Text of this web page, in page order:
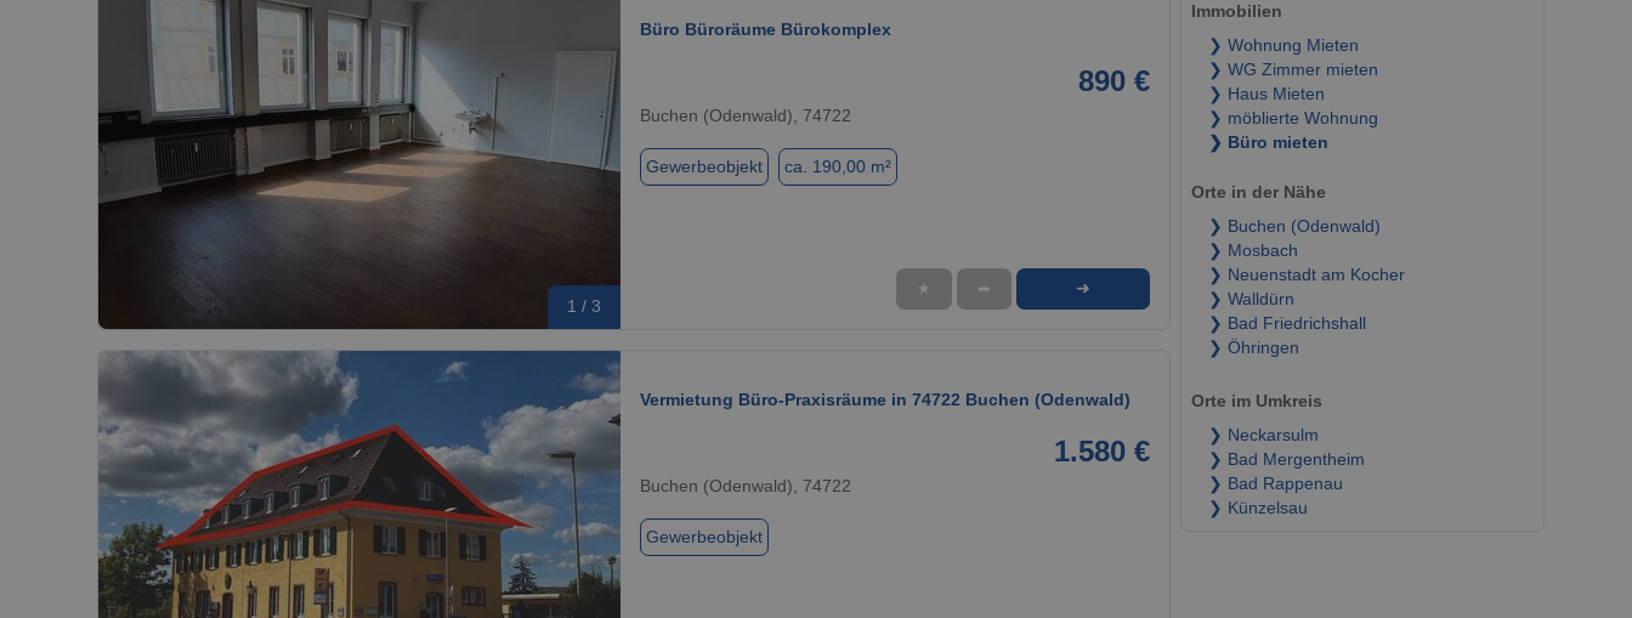
1 / 3
Büro Büroräume Bürokomplex
890 €
Buchen (Odenwald), 74722
Gewerbeobjekt ca. 190,00 m²
★ ➦ ➜
Vermietung Büro-Praxisräume in 74722 Buchen (Odenwald)
1.580 €
Buchen (Odenwald), 74722
Gewerbeobjekt
Immobilien
❯ Wohnung Mieten
❯ WG Zimmer mieten
❯ Haus Mieten
❯ möblierte Wohnung
❯ Büro mieten
Orte in der Nähe
❯ Buchen (Odenwald)
❯ Mosbach
❯ Neuenstadt am Kocher
❯ Walldürn
❯ Bad Friedrichshall
❯ Öhringen
Orte im Umkreis
❯ Neckarsulm
❯ Bad Mergentheim
❯ Bad Rappenau
❯ Künzelsau